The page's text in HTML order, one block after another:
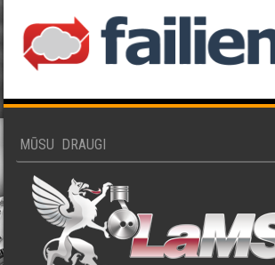
MŪSU DRAUGI